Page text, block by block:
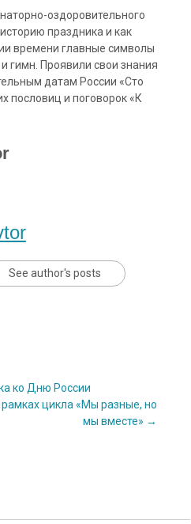
оздоровительного
праздника и как
времени главные символы
гимн. Проявили свои знания
датам России «Сто
пословиц и поговорок «К
See author's posts
ко Дню России
цикла «Мы разные, но
мы вместе» →